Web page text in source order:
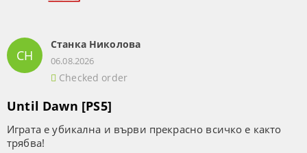
СН
Станка Николова
06.08.2026
Checked order
Until Dawn [PS5]
Играта е убикална и върви прекрасно всичко е както
трябва!